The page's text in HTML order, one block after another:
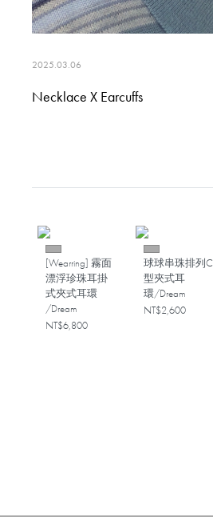
2025.03.06
Necklace X Earcuffs
[Wearring] 霧面
漂浮珍珠耳掛
式夾式耳環
/Dream
NT$6,800
球球串珠排列C
型夾式耳
環/Dream
NT$2,600